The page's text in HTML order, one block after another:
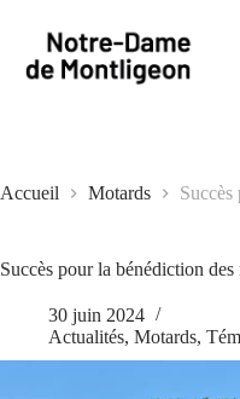
contenu
Accueil Motards
Succès pour la bénédiction des
30 juin 2024
Actualités, Motards,